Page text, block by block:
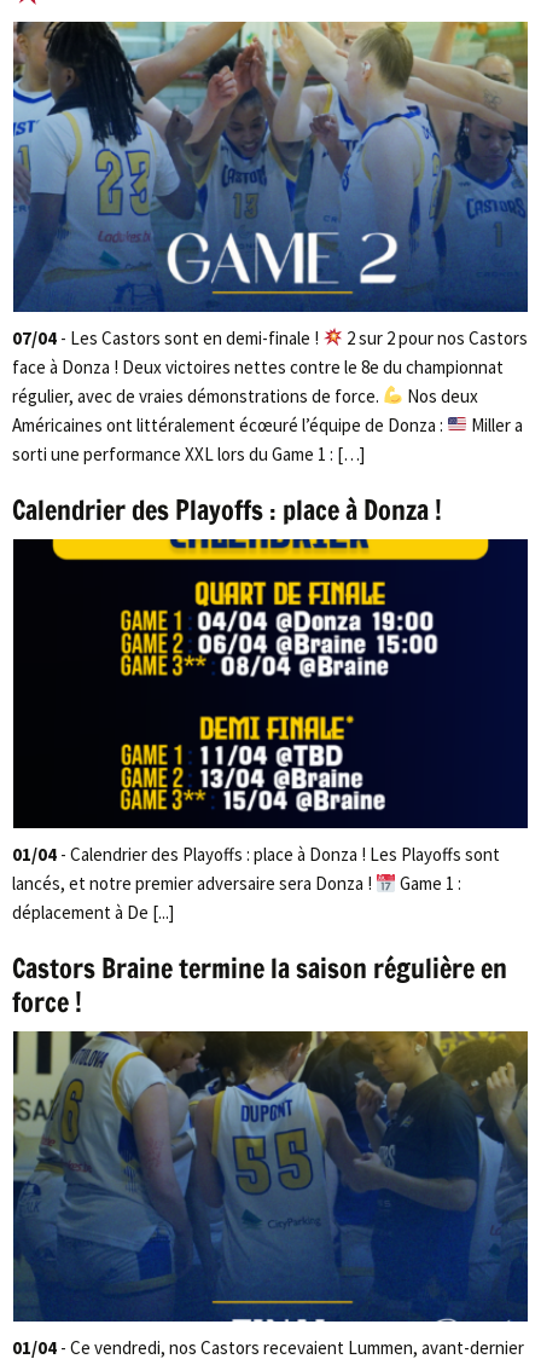
07/04 - Les Castors sont en demi-finale !
2 sur 2 pour nos Castors
face à Donza ! Deux victoires nettes contre le 8e du championnat
régulier, avec de vraies démonstrations de force.
Nos deux
Américaines ont littéralement écœuré l’équipe de Donza :
Miller a
sorti une performance XXL lors du Game 1 : […]
Calendrier des Playoffs : place à Donza !
01/04 - Calendrier des Playoffs : place à Donza ! Les Playoffs sont
lancés, et notre premier adversaire sera Donza !
Game 1 :
déplacement à De [...]
Castors Braine termine la saison régulière en
force !
01/04 - Ce vendredi, nos Castors recevaient Lummen, avant-dernier